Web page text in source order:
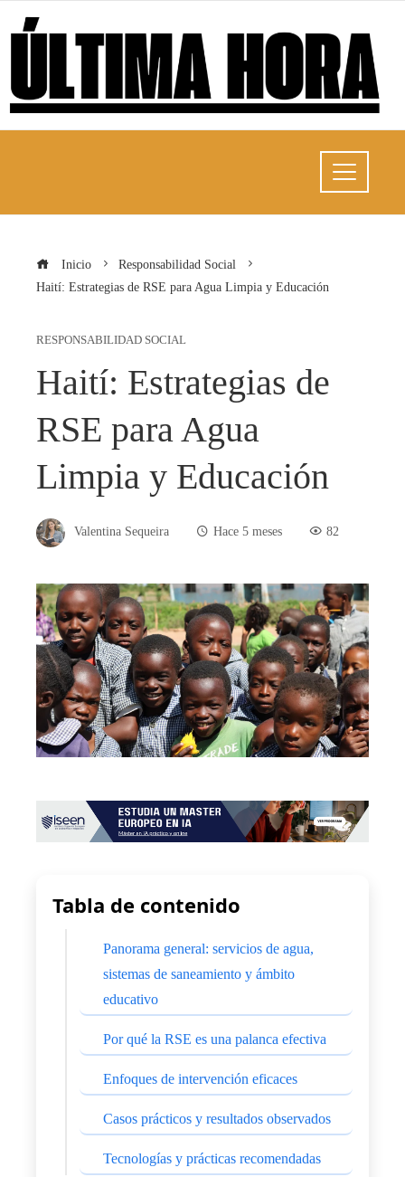
Inicio
Responsabilidad Social
Haití: Estrategias de RSE para Agua Limpia y Educación
RESPONSABILIDAD SOCIAL
Haití: Estrategias de
RSE para Agua
Limpia y Educación
Valentina Sequeira Hace 5 meses 82
Tabla de contenido
Panorama general: servicios de agua,
sistemas de saneamiento y ámbito
educativo
Por qué la RSE es una palanca efectiva
Enfoques de intervención eficaces
Casos prácticos y resultados observados
Tecnologías y prácticas recomendadas